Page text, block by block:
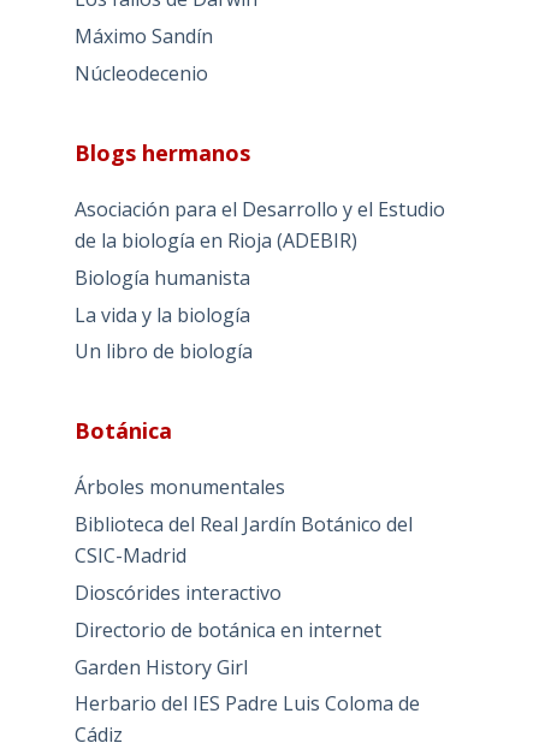
Máximo Sandín
Núcleodecenio
Blogs hermanos
Asociación para el Desarrollo y el Estudio
de la biología en Rioja (ADEBIR)
Biología humanista
La vida y la biología
Un libro de biología
Botánica
Árboles monumentales
Biblioteca del Real Jardín Botánico del
CSIC-Madrid
Dioscórides interactivo
Directorio de botánica en internet
Garden History Girl
Herbario del IES Padre Luis Coloma de
Cádiz